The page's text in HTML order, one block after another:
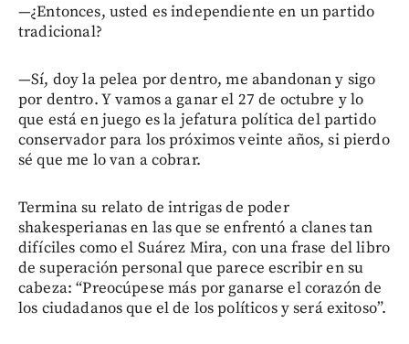
—¿Entonces, usted es independiente en un partido
tradicional?
—Sí, doy la pelea por dentro, me abandonan y sigo
por dentro. Y vamos a ganar el 27 de octubre y lo
que está en juego es la jefatura política del partido
conservador para los próximos veinte años, si pierdo
sé que me lo van a cobrar.
Termina su relato de intrigas de poder
shakesperianas en las que se enfrentó a clanes tan
difíciles como el Suárez Mira, con una frase del libro
de superación personal que parece escribir en su
cabeza: “Preocúpese más por ganarse el corazón de
los ciudadanos que el de los políticos y será exitoso”.